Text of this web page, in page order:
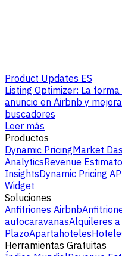
Product Updates ES
Listing Optimizer: La
anuncio en Airbnb y
buscadores
Leer más
Productos
Dynamic PricingMarket
AnalyticsRevenue
InsightsDynamic Pricing
Widget
Soluciones
Anfitriones Airbnb
autocaravanasAlquileres
PlazoApartahoteles
Herramientas Gratuitas